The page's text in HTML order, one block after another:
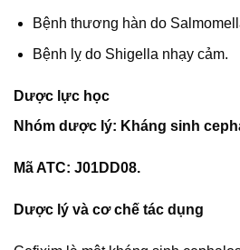
Bệnh thương hàn do
Bệnh lỵ do Shigella nhạy cảm.
Dược lực học
Nhóm dược lý: Kháng sinh
Mã ATC: J01DD08.
Dược lý và cơ chế tác dụng